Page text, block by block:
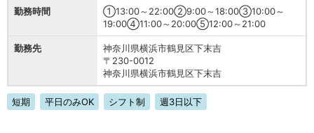
勤務時間
①13:00～22:00②9:00～18:00③10:00～
19:00④11:00～20:00⑤12:00～21:00
勤務先
神奈川県横浜市鶴見区下末吉
〒230-0012
神奈川県横浜市鶴見区下末吉
短期 平日のみOK シフト制 週3日以下